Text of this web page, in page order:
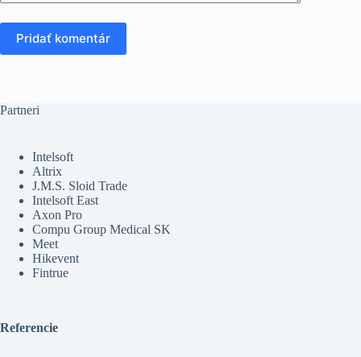
Pridať komentár
Partneri
Intelsoft
Altrix
J.M.S. Sloid Trade
Intelsoft East
Axon Pro
Compu Group Medical SK
Meet
Hikevent
Fintrue
Referencie